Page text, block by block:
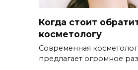
Когда стоит
косметологу
Современная
предлагает огромное